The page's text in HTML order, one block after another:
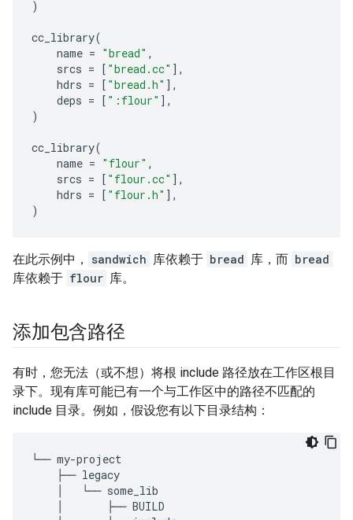
)
cc_library(
name = "bread" ,
srcs = [ "bread.cc" ],
hdrs = [ "bread.h" ],
deps = [ ":flour" ],
)
cc_library(
name = "flour" ,
srcs = [ "flour.cc" ],
hdrs = [ "flour.h" ],
)
在此示例中， sandwich 库依赖于 bread 库，而 bread
库依赖于 flour 库。
添加包含路径
有时，您无法（或不想）将根 include 路径放在工作区根目
录下。现有库可能已有一个与工作区中的路径不匹配的
include 目录。例如，假设您有以下目录结构：
└── my-project
├── legacy
└── some_lib
├── BUILD